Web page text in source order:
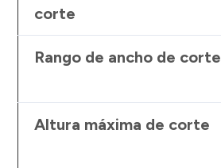
corte
Rango de ancho de corte
Altura máxima de corte